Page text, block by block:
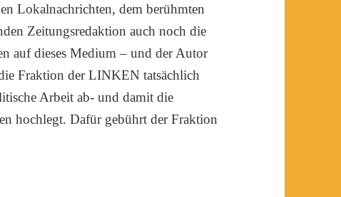
Lokalnachrichten, dem berühmten
Zeitungsredaktion auch noch die
auf dieses Medium – und der Autor
Fraktion der LINKEN tatsächlich
Arbeit ab- und damit die
hochlegt. Dafür gebührt der Fraktion